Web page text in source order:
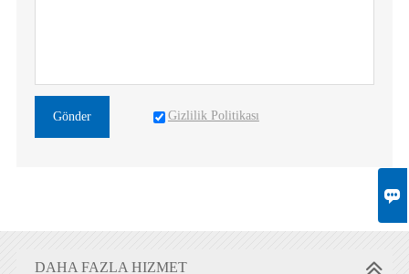

Gönder Gizlilik Politikası
DAHA FAZLA HIZMET